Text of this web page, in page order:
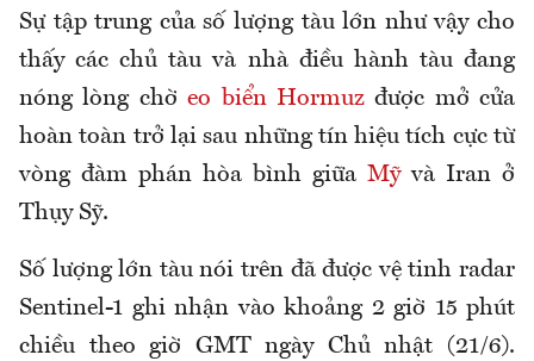
Sự tập trung của số lượng tàu lớn như vậy cho
thấy các chủ tàu và nhà điều hành tàu đang
nóng lòng chờeo biển Hormuzđược mở cửa
hoàn toàn trở lại sau những tín hiệu tích cực từ
vòng đàm phán hòa bình giữa Mỹvà Iran ở
Thụy Sỹ.
Số lượng lớn tàu nói trên đã được vệ tinh radar
Sentinel-1 ghi nhận vào khoảng 2 giờ 15 phút
chiều theo giờ GMT ngày Chủ nhật (21/6).